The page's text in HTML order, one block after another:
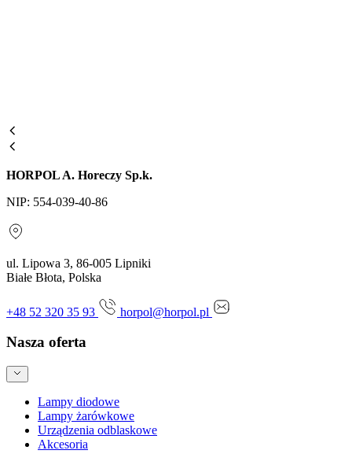
HORPOL A. Horeczy Sp.k.
NIP: 554-039-40-86
ul. Lipowa 3, 86-005 Lipniki
Białe Błota, Polska
+48 52 320 35 93 horpol@horpol.pl
Nasza oferta
Lampy diodowe
Lampy żarówkowe
Urządzenia odblaskowe
Akcesoria